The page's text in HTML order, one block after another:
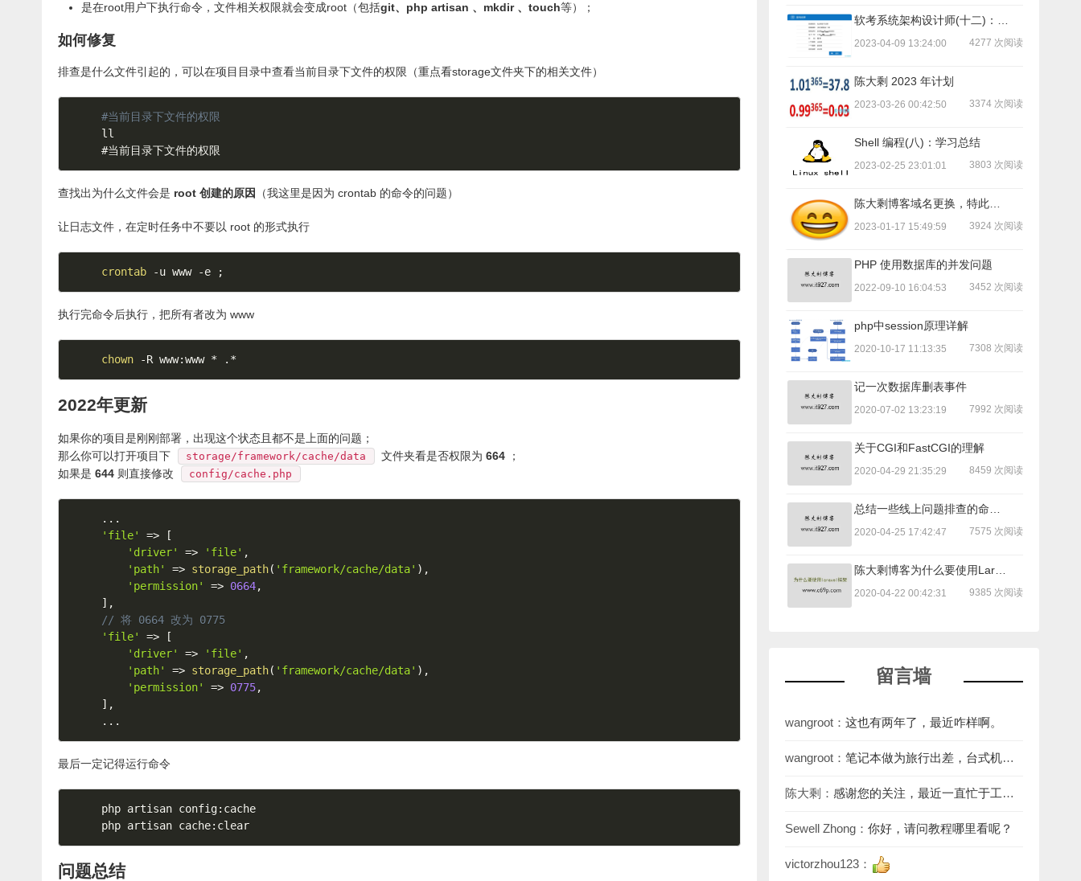
是在root用户下执行命令，文件相关权限就会变成root（包括git、php artisan 、mkdir 、touch等）；
如何修复
排查是什么文件引起的，可以在项目目录中查看当前目录下文件的权限（重点看storage文件夹下的相关文件）
#当前目录下文件的权限
#当前目录下文件的权限
查找出为什么文件会是 root 创建的原因 （我这里是因为 crontab 的命令的问题）
让日志文件，在定时任务中不要以 root 的形式执行
crontab -u www -e ;
执行完命令后执行，把所有者改为 www
chown
2022年更新
如果你的项目是刚刚部署，出现这个状态且都不是上面的问题；
那么你可以打开项目下
storage/framework/cache/data 文件夹看是否权限为 664；
如果是 644 则直接修改 config/cache.php
. . .
'file'
=>
[
'driver'
=> 'file' ,
'path'
=> storage_path( 'framework/cache/data' ) ,
'permission'
=> 0664,
] ,
// 将 0664 改为 0775
'file'
=>
[
'driver'
=> 'file' ,
'path'
=> storage_path( 'framework/cache/data' ) ,
'permission'
=> 0775,
] ,
. . .
最后一定记得运行命令
php artisan config: cache
php artisan cache:
问题总结
2023-04-09 13:24:00 4277 次阅读
陈大剩 2023 年计划
2023-03-26 00:42:50 3374 次阅读
Shell 编程(八)：学习总结
2023-02-25 23:01:01 3803 次阅读
2023-01-17 15:49:59 3924 次阅读
PHP 使用数据库的并发问题
2022-09-10 16:04:53 3452 次阅读
php中session原理详解
2020-10-17 11:13:35 7308 次阅读
记一次数据库删表事件
2020-07-02 13:23:19 7992 次阅读
关于CGI和FastCGI的理解
2020-04-29 21:35:29 8459 次阅读
2020-04-25 17:42:47 7575 次阅读
2020-04-22 00:42:31 9385 次阅读
留言墙
wangroot： 这也有两年了，最近咋样啊。
wangroot： 笔记本做为旅行出差，台式机做
陈大剩： 感谢您的关注，最近一直忙于工
Sewell Zhong： 你好，请问教程哪里看呢？
victorzhou123：